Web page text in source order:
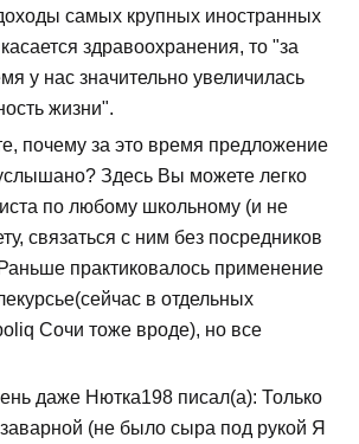
самых крупных иностранных
здравоохранения, то "за
у нас значительно увеличилась
жизни".
почему за это время предложение
Здесь Вы можете легко
по любому школьному (и не
связаться с ним без посредников
практиковалось применение
в отдельных
Сочи тоже вроде), но все
даже Нютка198 писал(а): Только
(не было сыра под рукой Я